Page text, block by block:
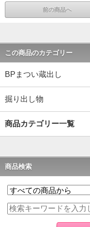
前の商品へ
この商品のカテゴリー
BPまつい蔵出し
掘り出し物
商品カテゴリー一覧
商品検索